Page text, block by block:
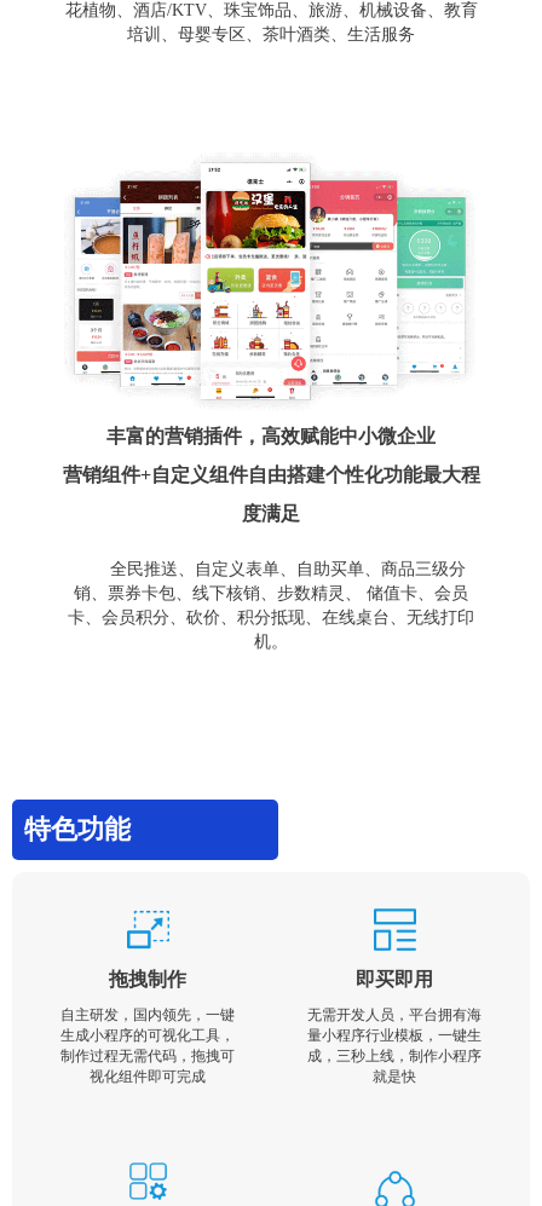
花植物、酒店/KTV、珠宝饰品、旅游、机械设备、教育
培训、母婴专区、茶叶酒类、生活服务
丰富的营销插件，高效赋能中小微企业
营销组件+自定义组件自由搭建个性化功能最大程
度满足
全民推送、自定义表单、自助买单、商品三级分
销、票券卡包、线下核销、步数精灵、 储值卡、会员
卡、会员积分、砍价、积分抵现、在线桌台、无线打印
机。
特色功能
拖拽制作
自主研发，国内领先，一键
生成小程序的可视化工具，
制作过程无需代码，拖拽可
视化组件即可完成
即买即用
无需开发人员，平台拥有海
量小程序行业模板，一键生
成，三秒上线，制作小程序
就是快